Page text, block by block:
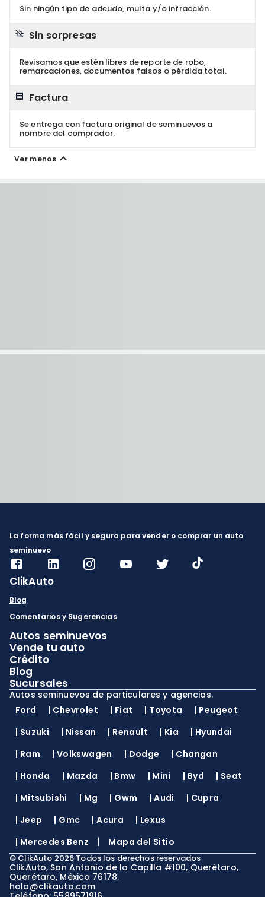
Sin ningún tipo de adeudo, multa y/o infracción.
Sin sorpresas
Revisamos que estén libres de reporte de robo,
remarcaciones, documentos falsos o pérdida total.
Factura
Se entrega con factura original de seminuevos a
nombre del comprador.
Ver menos
La forma más fácil y segura para vender o comprar un auto
seminuevo
ClikAuto
Blog
Comentarios y Sugerencias
Autos seminuevos
Vende tu auto
Crédito
Blog
Sucursales
Autos seminuevos de particulares y agencias.
Ford
| Chevrolet | Fiat | Toyota | Peugeot
| Suzuki | Nissan | Renault | Kia | Hyundai
| Ram | Volkswagen | Dodge | Changan
| Honda | Mazda | Bmw | Mini | Byd | Seat
| Mitsubishi | Mg | Gwm |Audi | Cupra
| Jeep | Gmc |Acura | Lexus
| Mercedes Benz | Mapa del Sitio
© ClikAuto 2026 Todos los derechos reservados
ClikAuto, San Antonio de la Capilla #100, Querétaro,
Querétaro, México 76178.
hola@clikauto.com